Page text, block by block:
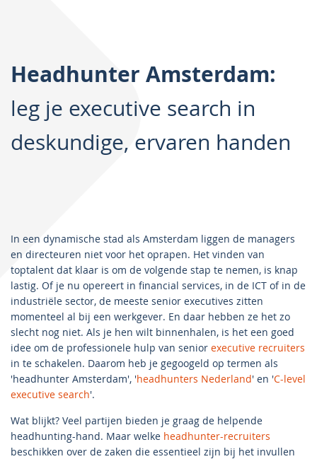
Headhunter Amsterdam:
leg je executive search in
deskundige, ervaren handen
In een dynamische stad als Amsterdam liggen de managers
en directeuren niet voor het oprapen. Het vinden van
toptalent dat klaar is om de volgende stap te nemen, is knap
lastig. Of je nu opereert in financial services, in de ICT of in de
industriële sector, de meeste senior executives zitten
momenteel al bij een werkgever. En daar hebben ze het zo
slecht nog niet. Als je hen wilt binnenhalen, is het een goed
idee om de professionele hulp van senior executive recruiters
in te schakelen. Daarom heb je gegoogeld op termen als
'headhunter Amsterdam', 'headhunters Nederland' en 'C-level
executive search'.
Wat blijkt? Veel partijen bieden je graag de helpende
headhunting-hand. Maar welke headhunter-recruiters
beschikken over de zaken die essentieel zijn bij het invullen